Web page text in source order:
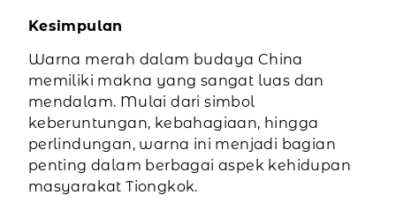
Kesimpulan
Warna merah dalam budaya China
memiliki makna yang sangat luas dan
mendalam. Mulai dari simbol
keberuntungan, kebahagiaan, hingga
perlindungan, warna ini menjadi bagian
penting dalam berbagai aspek kehidupan
masyarakat Tiongkok.